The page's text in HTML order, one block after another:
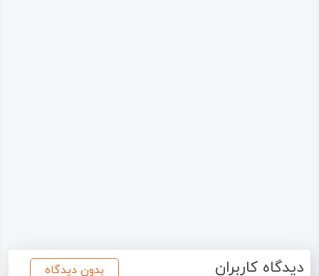
دیدگاه کاربران بدون دیدگاه